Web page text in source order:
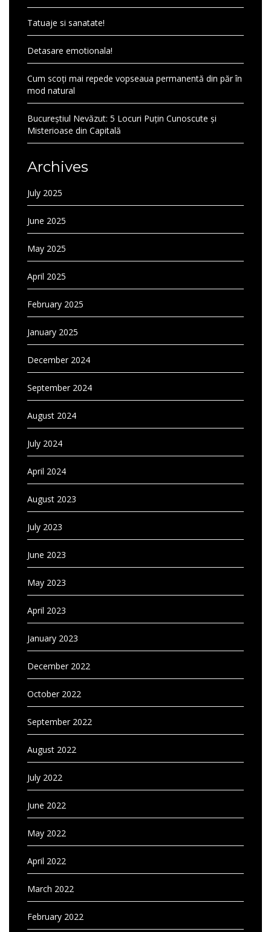
Tatuaje si sanatate!
Detasare emotionala!
Cum scoți mai repede vopseaua permanentă din păr în
mod natural
Bucureștiul Nevăzut: 5 Locuri Puțin Cunoscute și
Misterioase din Capitală
Archives
July 2025
June 2025
May 2025
April 2025
February 2025
January 2025
December 2024
September 2024
August 2024
July 2024
April 2024
August 2023
July 2023
June 2023
May 2023
April 2023
January 2023
December 2022
October 2022
September 2022
August 2022
July 2022
June 2022
May 2022
April 2022
March 2022
February 2022